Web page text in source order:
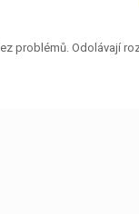
problémů. Odolávají